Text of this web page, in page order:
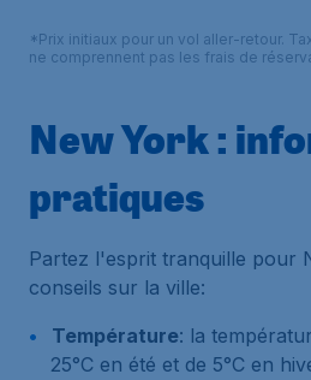
*Prix initiaux pour un vol aller-retour.
ne comprennent pas les frais de
New York :
pratiques
Partez l'esprit tranquille pour
conseils sur la ville:
Température: la
25°C en été et de 5°C en